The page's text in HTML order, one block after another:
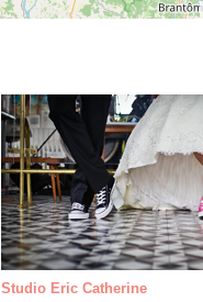
Studio Eric Catherine